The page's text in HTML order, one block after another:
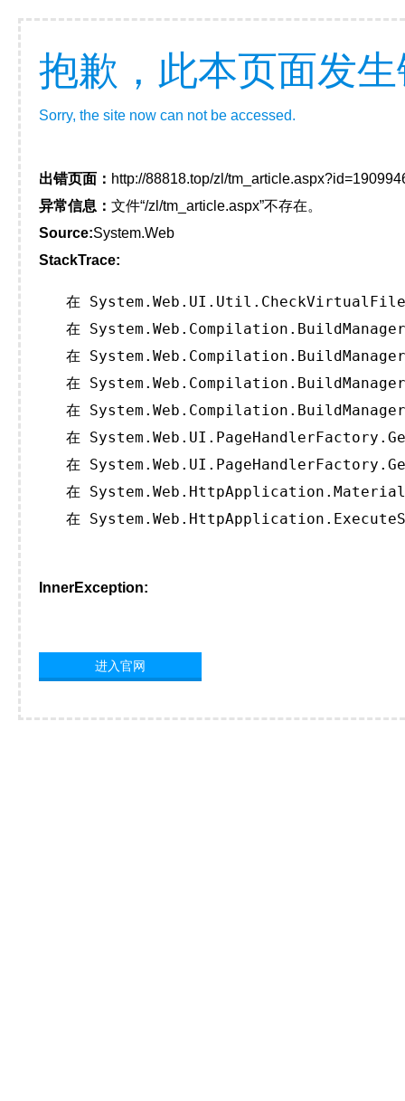
抱歉，此本页面发
Sorry, the site now can not be accessed.
出错页面： http://88818.top/zl/
异常信息： 文件“/zl/tm_article.aspx”不存在。
Source:System.Web
StackTrace:
在
在
在
在
在
在
在
在
在
InnerException:
进入官网